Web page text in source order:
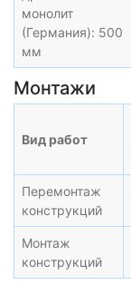
монолит
(Германия): 500
мм
Монтажи
Вид работ
Перемонтаж
конструкций
Монтаж
конструкций